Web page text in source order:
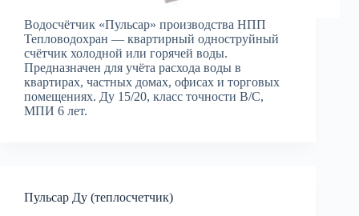
Водосчётчик «Пульсар» производства НПП
Тепловодохран — квартирный одноструйный
счётчик холодной или горячей воды.
Предназначен для учёта расхода воды в
квартирах, частных домах, офисах и торговых
помещениях. Ду 15/20, класс точности B/C,
МПИ 6 лет.
Пульсар Ду (теплосчетчик)